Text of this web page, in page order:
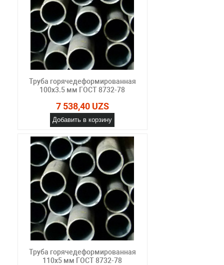
Труба горячедеформированная
100х3.5 мм ГОСТ 8732-78
7 538,40 UZS
Добавить в корзину
Труба горячедеформированная
110х5 мм ГОСТ 8732-78